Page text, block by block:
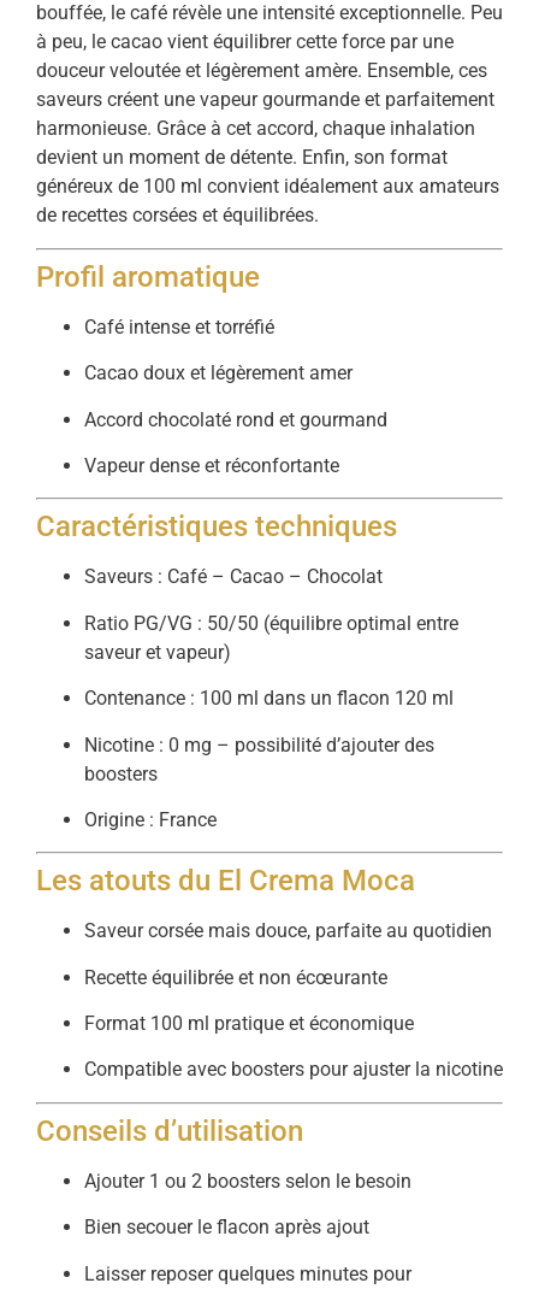
bouffée, le café révèle une intensité exceptionnelle. Peu
à peu, le cacao vient équilibrer cette force par une
douceur veloutée et légèrement amère. Ensemble, ces
saveurs créent une vapeur gourmande et parfaitement
harmonieuse. Grâce à cet accord, chaque inhalation
devient un moment de détente. Enfin, son format
généreux de 100 ml convient idéalement aux amateurs
de recettes corsées et équilibrées.
Profil aromatique
Café intense et torréfié
Cacao doux et légèrement amer
Accord chocolaté rond et gourmand
Vapeur dense et réconfortante
Caractéristiques techniques
Saveurs : Café – Cacao – Chocolat
Ratio PG/VG : 50/50 (équilibre optimal entre
saveur et vapeur)
Contenance : 100 ml dans un flacon 120 ml
Nicotine : 0 mg – possibilité d’ajouter des
boosters
Origine : France
Les atouts du El Crema Moca
Saveur corsée mais douce, parfaite au quotidien
Recette équilibrée et non écœurante
Format 100 ml pratique et économique
Compatible avec boosters pour ajuster la nicotine
Conseils d’utilisation
Ajouter 1 ou 2 boosters selon le besoin
Bien secouer le flacon après ajout
Laisser reposer quelques minutes pour